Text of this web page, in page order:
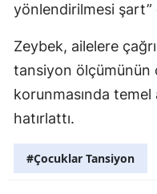
yönlendirilmesi şart”
Zeybek, ailelere
tansiyon ölçümünün
korunmasında
hatırlattı.
#Çocuklar Tansiyon